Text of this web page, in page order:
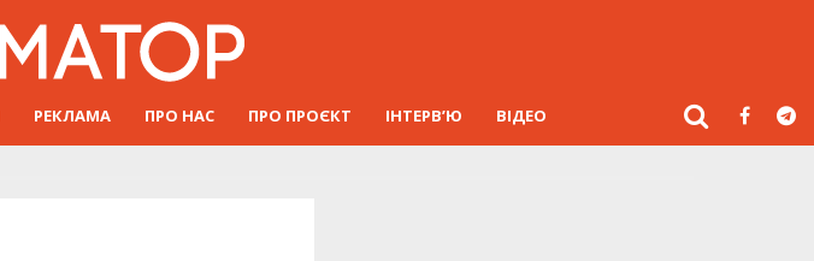
РЕКЛАМА ПРО НАС ПРО ПРОЄКТ ІНТЕРВ’Ю ВІДЕО